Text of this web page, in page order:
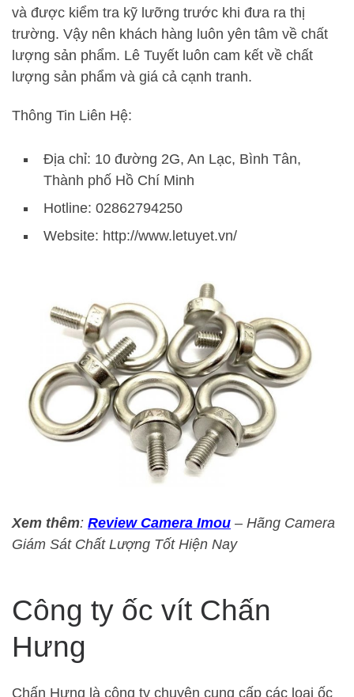
và được kiểm tra kỹ lưỡng trước khi đưa ra thị
trường. Vậy nên khách hàng luôn yên tâm về chất
lượng sản phẩm. Lê Tuyết luôn cam kết về chất
lượng sản phẩm và giá cả cạnh tranh.
Thông Tin Liên Hệ:
Địa chỉ: 10 đường 2G, An Lạc, Bình Tân,
Thành phố Hồ Chí Minh
Hotline: 02862794250
Website: http://www.letuyet.vn/
Xem thêm: Review Camera Imou – Hãng Camera
Giám Sát Chất Lượng Tốt Hiện Nay
Công ty ốc vít Chấn
Hưng
Chấn Hưng là công ty chuyên cung cấp các loại ốc